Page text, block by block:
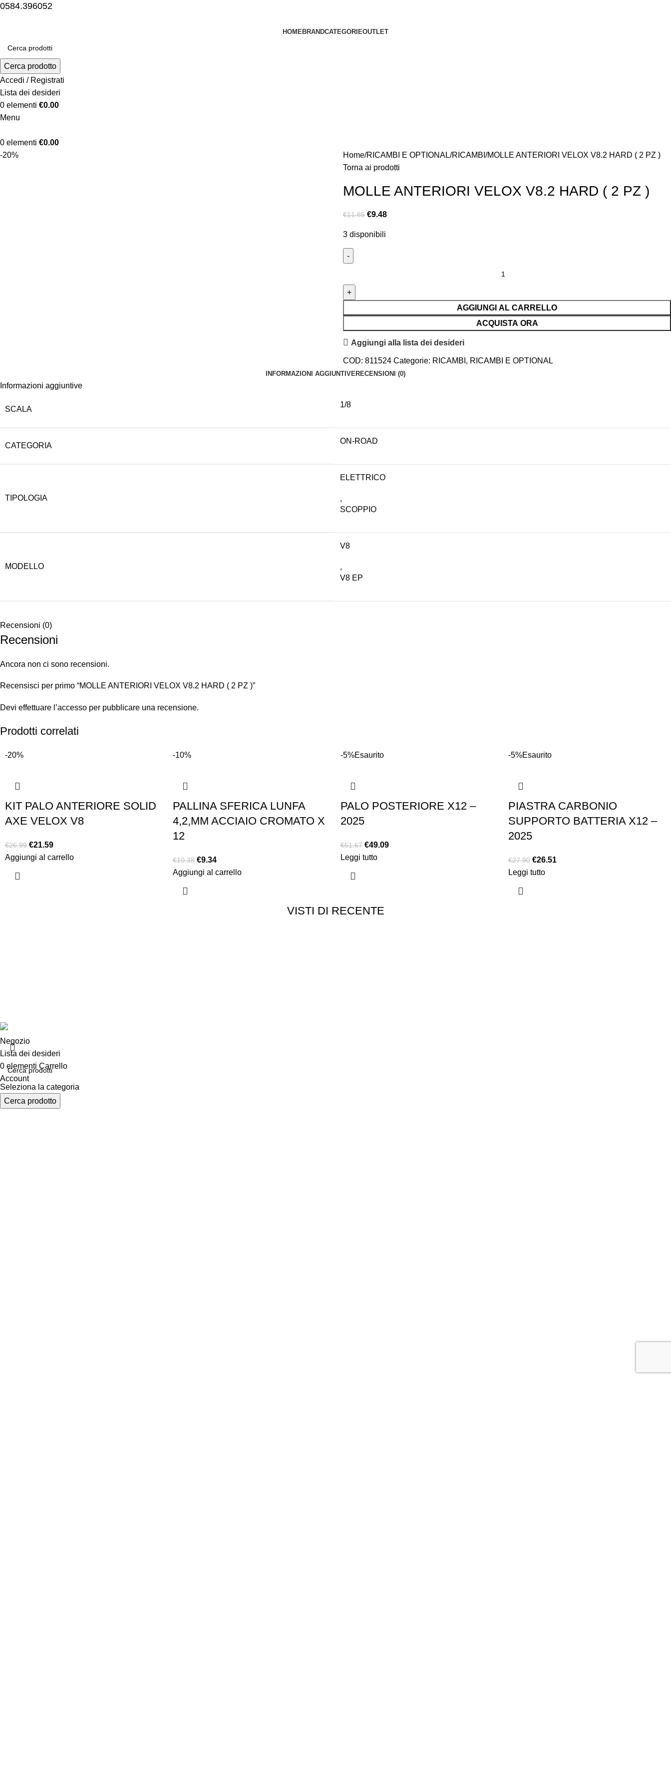
0584.396052
HOMEBRANDCATEGORIEOUTLET
Cerca prodotto
Accedi / Registrati
Lista dei desideri
0 elementi €0.00
Menu
0 elementi €0.00
-20%
Home RICAMBI E OPTIONAL RICAMBI MOLLE ANTERIORI VELOX V8.2 HARD ( 2 PZ )
Torna ai prodotti
MOLLE ANTERIORI VELOX V8.2 HARD ( 2 PZ )
€11.85 €9.48
3 disponibili
AGGIUNGI AL CARRELLO
ACQUISTA ORA
Aggiungi alla lista dei desideri
COD: 811524 Categorie: RICAMBI , RICAMBI E OPTIONAL
INFORMAZIONI AGGIUNTIVERECENSIONI (0)
Informazioni aggiuntive
SCALA
1/8
CATEGORIA
ON-ROAD
TIPOLOGIA
ELETTRICO
,
SCOPPIO
MODELLO
V8
,
V8 EP
Recensioni (0)
Recensioni
Ancora non ci sono recensioni.
Recensisci per primo “MOLLE ANTERIORI VELOX V8.2 HARD ( 2 PZ )”
Devi effettuare l’accesso per pubblicare una recensione.
Prodotti correlati
-20%
KIT PALO ANTERIORE SOLID
AXE VELOX V8
€26.99 €21.59
Aggiungi al carrello
-10%
PALLINA SFERICA LUNFA
4,2,MM ACCIAIO CROMATO X
12
€10.38 €9.34
Aggiungi al carrello
-5%Esaurito
PALO POSTERIORE X12 –
2025
€51.67 €49.09
Leggi tutto
-5%Esaurito
PIASTRA CARBONIO
SUPPORTO BATTERIA X12 –
2025
€27.90 €26.51
Leggi tutto
VISTI DI RECENTE
Seleziona la categoria
Cerca prodotto
Negozio
Lista dei desideri
0 elementi Carrello
Account